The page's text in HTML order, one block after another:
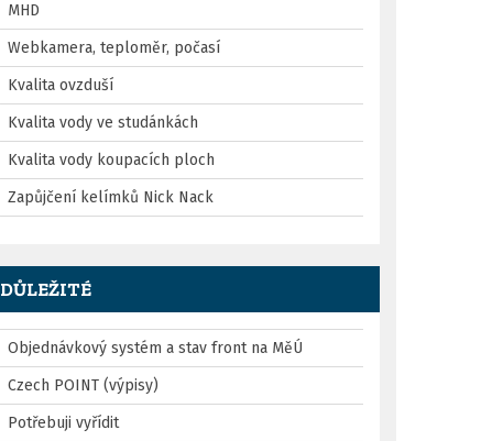
MHD
Webkamera, teploměr, počasí
Kvalita ovzduší
Kvalita vody ve studánkách
Kvalita vody koupacích ploch
Zapůjčení kelímků Nick Nack
DŮLEŽITÉ
Objednávkový systém a stav front na MěÚ
Czech POINT (výpisy)
Potřebuji vyřídit